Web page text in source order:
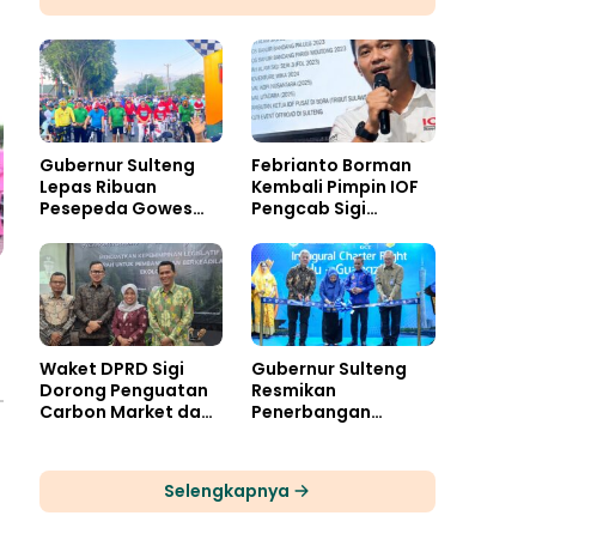
Gubernur Sulteng
Lepas Ribuan
Pesepeda Gowes
Febrianto Borman
Kembali Pimpin IOF
Pengcab Sigi
Waket DPRD Sigi
Dorong Penguatan
Carbon Market dan
Gubernur Sulteng
Resmikan
Penerbangan
Guangzhou
Selengkapnya